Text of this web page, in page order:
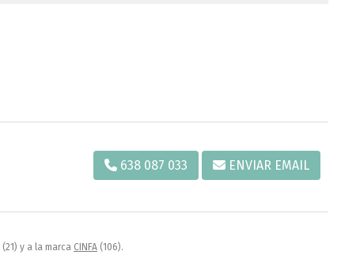
(21) y a la marca CINFA (106).
638 087 033 ENVIAR EMAIL